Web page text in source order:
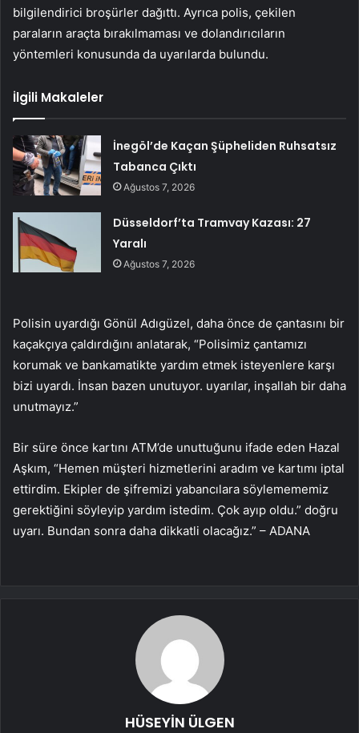
bilgilendirici broşürler dağıttı. Ayrıca polis, çekilen
paraların araçta bırakılmaması ve dolandırıcıların
yöntemleri konusunda da uyarılarda bulundu.
İlgili Makaleler
İnegöl’de Kaçan Şüpheliden Ruhsatsız
Tabanca Çıktı
Ağustos 7, 2026
Düsseldorf’ta Tramvay Kazası: 27
Yaralı
Ağustos 7, 2026
Polisin uyardığı Gönül Adıgüzel, daha önce de çantasını bir
kaçakçıya çaldırdığını anlatarak, “Polisimiz çantamızı
korumak ve bankamatikte yardım etmek isteyenlere karşı
bizi uyardı. İnsan bazen unutuyor. uyarılar, inşallah bir daha
unutmayız.”
Bir süre önce kartını ATM’de unuttuğunu ifade eden Hazal
Aşkım, “Hemen müşteri hizmetlerini aradım ve kartımı iptal
ettirdim. Ekipler de şifremizi yabancılara söylemememiz
gerektiğini söyleyip yardım istedim. Çok ayıp oldu.” doğru
uyarı. Bundan sonra daha dikkatli olacağız.” – ADANA
HÜSEYİN ÜLGEN